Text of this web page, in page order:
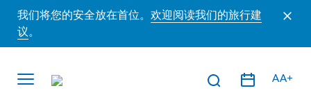
我们将您的安全放在首位。 欢迎阅读我们的旅行建
议。
AA+